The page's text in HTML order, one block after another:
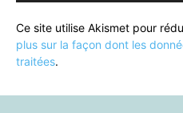
Ce site utilise Akismet pour
plus sur la façon dont les
traitées.